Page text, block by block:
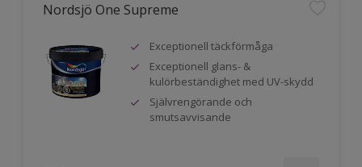
Nordsjö One Supreme
Exceptionell täckförmåga
Exceptionell glans- &
kulörbeständighet med UV-skydd
Självrengörande och
smutsavvisande